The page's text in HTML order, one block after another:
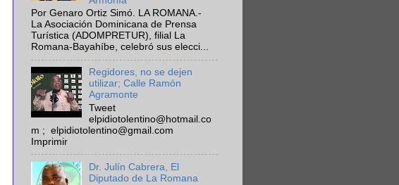
Por Genaro Ortiz Simó. LA ROMANA.-
La Asociación Dominicana de Prensa
Turística (ADOMPRETUR), filial La
Romana-Bayahíbe, celebró sus elecci...
Regidores, no se dejen
utilizar; Calle Ramón
Agramonte
Tweet
elpidiotolentino@hotmail.co
m ; elpidiotolentino@gmail.com
Imprimir
Dr. Julín Cabrera, El
Diputado de La Romana